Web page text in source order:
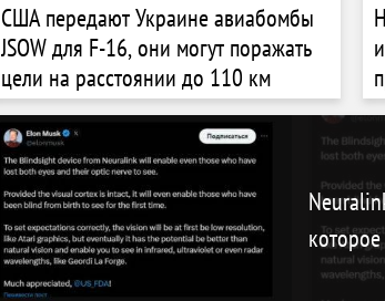
США передают Украине авиабомбы
JSOW для F-16, они могут поражать
цели на расстоянии до 110 км